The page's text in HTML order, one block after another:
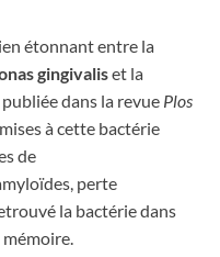
étonnant entre la
gingivaliset la
dans la revue Plos
à cette bactérie
de
perte
la bactérie dans
mémoire.